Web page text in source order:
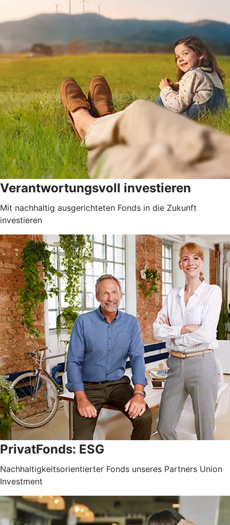
Verantwortungsvoll investieren
Mit nachhaltig ausgerichteten Fonds in die Zukunft
investieren
PrivatFonds: ESG
Nachhaltigkeitsorientierter Fonds unseres Partners Union
Investment